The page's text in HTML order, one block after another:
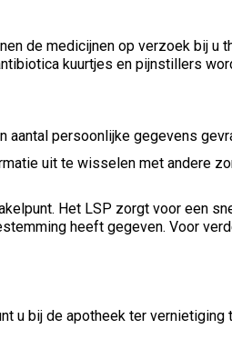
de medicijnen op verzoek bij
kuurtjes en pijnstillers
persoonlijke gegevens
uit te wisselen met andere
Het LSP zorgt voor een
heeft gegeven. Voor
u bij de apotheek ter vernietiging